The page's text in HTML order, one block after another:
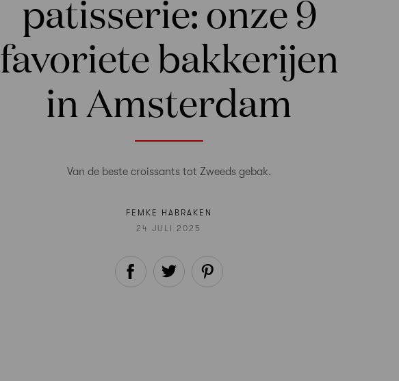
patisserie: onze 9
favoriete bakkerijen
in Amsterdam
Van de beste croissants tot Zweeds gebak.
FEMKE HABRAKEN
24 JULI 2025